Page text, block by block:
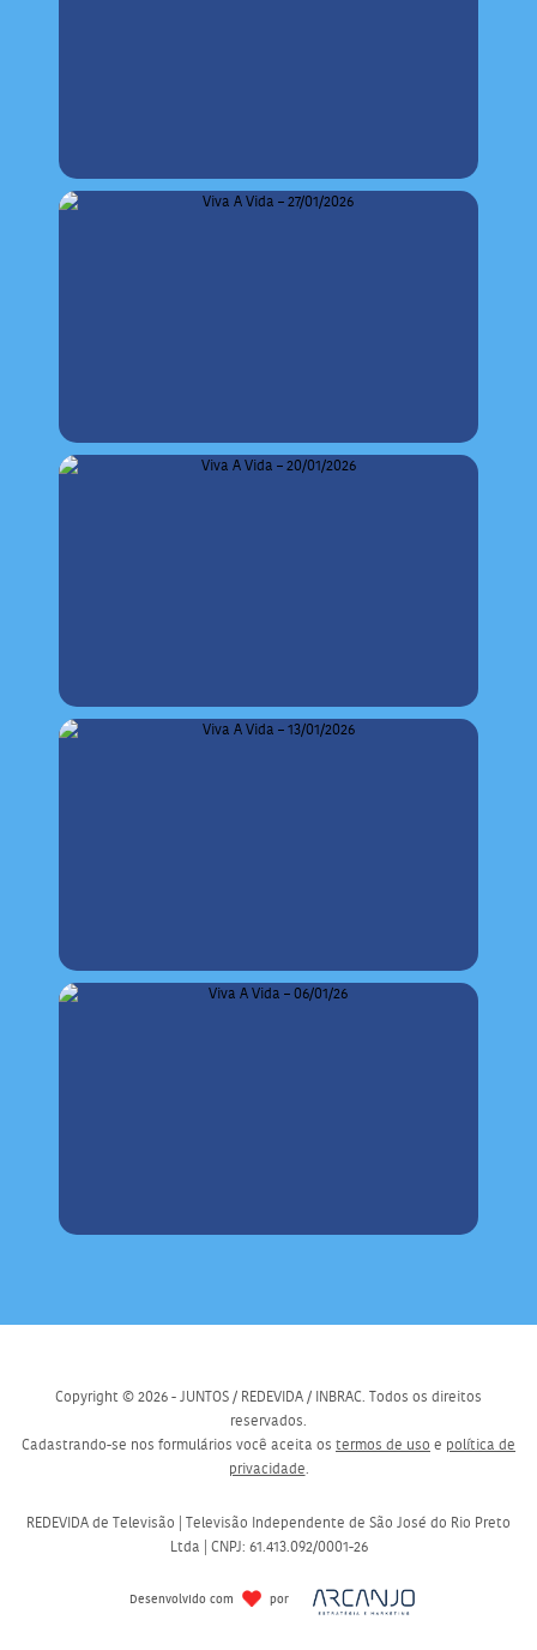
Copyright © 2026 - JUNTOS / REDEVIDA / INBRAC. Todos os direitos
reservados.
Cadastrando-se nos formulários você aceita os termos de uso e política de
privacidade.
REDEVIDA de Televisão | Televisão Independente de São José do Rio Preto
Ltda | CNPJ: 61.413.092/0001-26
Desenvolvido com por